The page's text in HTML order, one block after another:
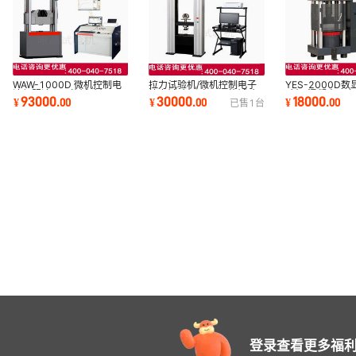
WAW-1000D 微机控制电
液伺服液压万能试验机
¥93000.00
拉力试验机/微机控制电子
拉力试验机/电子万能试验
机/试验机
¥30000.00 已售 1 台
YES-2000D数
验机/混凝土压
动丝杠压力机
¥18000.00
登录查看更多福